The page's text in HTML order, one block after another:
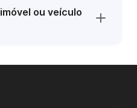
ou veículo